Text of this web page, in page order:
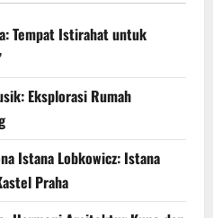
Tempat Istirahat untuk
Eksplorasi Rumah
Istana Lobkowicz: Istana
Praha